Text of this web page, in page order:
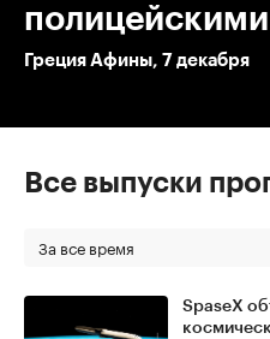
полицейскими
Греция Афины, 7 декабря
Все выпуски
За все время
SpaseX